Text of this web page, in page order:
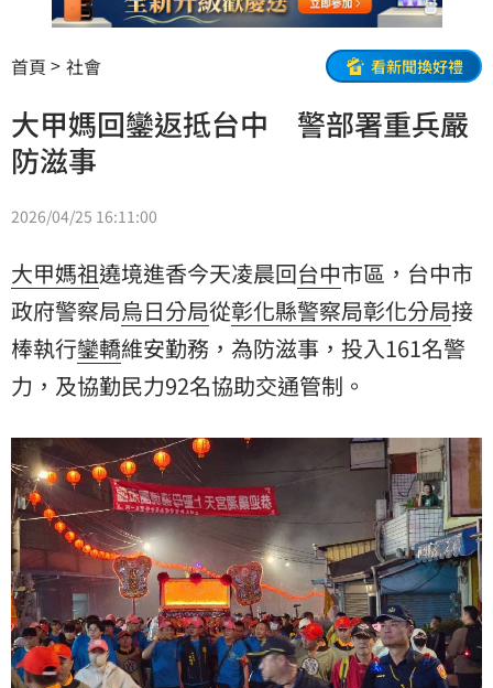
首頁 社會 看新聞換好禮
大甲媽回鑾返抵台中 警部署重兵嚴
防滋事
2026/04/25 16:11:00
大甲媽祖遶境進香今天凌晨回台中市區，台中市
政府警察局烏日分局從彰化縣警察局彰化分局接
棒執行鑾轎維安勤務，為防滋事，投入161名警
力，及協勤民力92名協助交通管制。